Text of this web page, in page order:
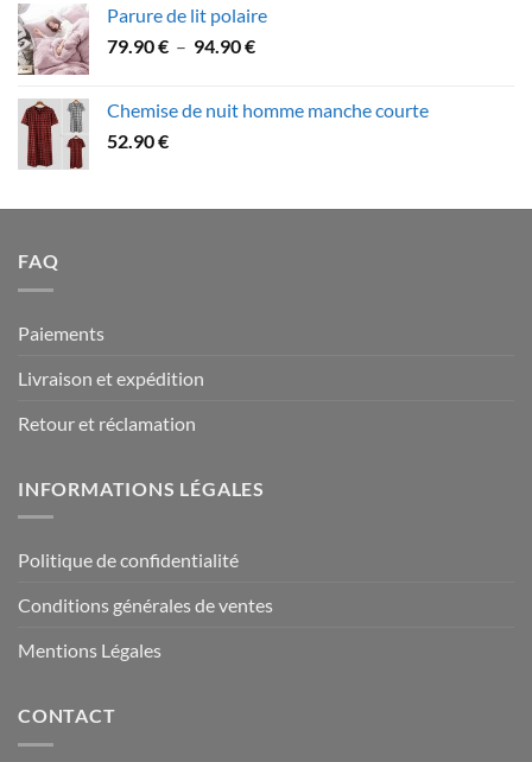
58.90 €
Parure de lit polaire
79.90€ – 94.90€Plage
79.90 €
Chemise de nuit homme manche courte
52.90€
FAQ
Paiements
Livraison et expédition
Retour et réclamation
INFORMATIONS LÉGALES
Politique de confidentialité
Conditions générales de ventes
Mentions Légales
CONTACT